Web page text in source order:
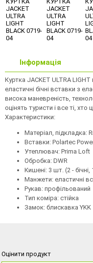
Інформація
Куртка JACKET ULTRA
еластичні бічні вставки з
висока маневреність,
оцінять туристи і все ті, хто
Характеристики:
Матеріал, підкладка:
Вставки: Polartec
Утеплювач: Prima Loft
Обробка: DWR
Кишені: 3 шт. (2 -
Манжети: еластичні
Рукав: профільований
Тип коміра: стійка
Замок: блискавка YKK
Оцінити продукт